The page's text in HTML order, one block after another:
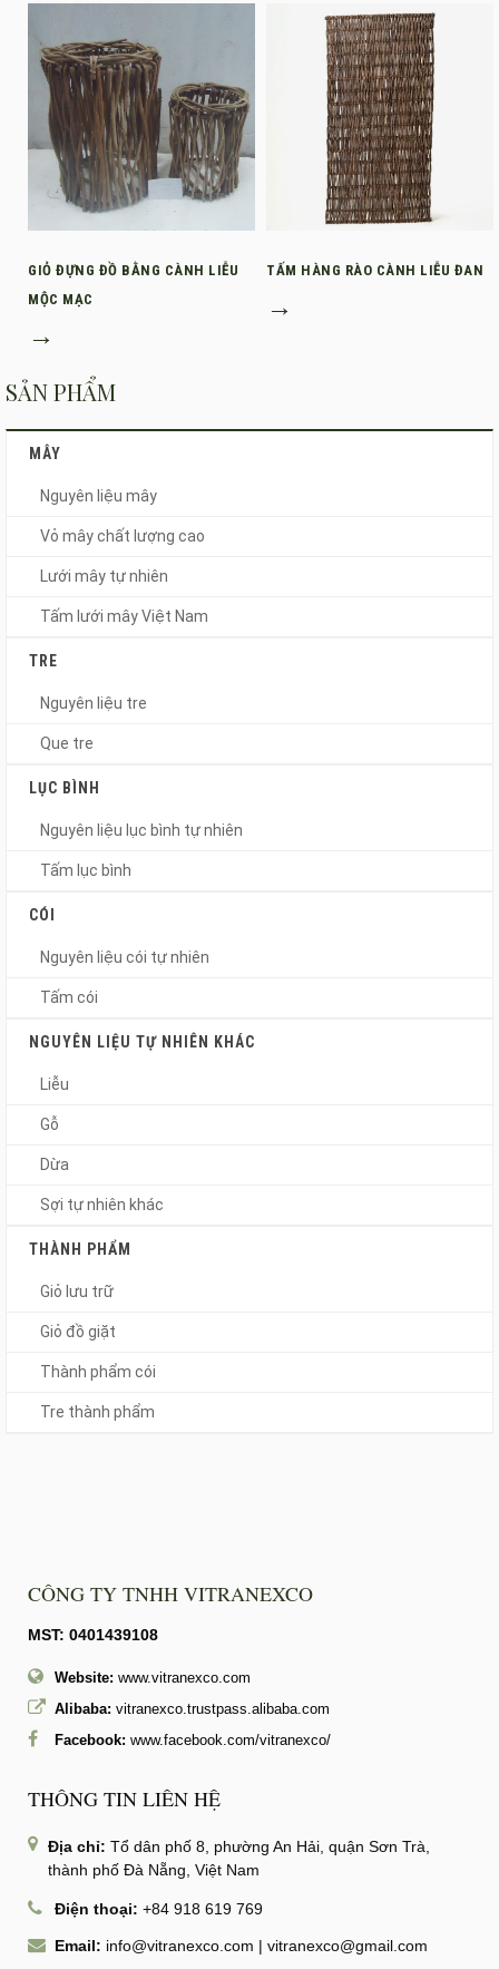
GIỎ ĐỰNG ĐỒ BẰNG CÀNH LIỄU
MỘC MẠC
→
TẤM HÀNG RÀO CÀNH LIỄU ĐAN
→
SẢN PHẨM
MÂY
Nguyên liệu mây
Vỏ mây chất lượng cao
Lưới mây tự nhiên
Tấm lưới mây Việt Nam
TRE
Nguyên liệu tre
Que tre
LỤC BÌNH
Nguyên liệu lục bình tự nhiên
Tấm lục bình
CÓI
Nguyên liệu cói tự nhiên
Tấm cói
NGUYÊN LIỆU TỰ NHIÊN KHÁC
Liễu
Gỗ
Dừa
Sợi tự nhiên khác
THÀNH PHẨM
Giỏ lưu trữ
Giỏ đồ giặt
Thành phẩm cói
Tre thành phẩm
CÔNG TY TNHH VITRANEXCO
MST: 0401439108
Website: www.vitranexco.com
Alibaba: vitranexco.trustpass.alibaba.com
Facebook: www.facebook.com/vitranexco/
THÔNG TIN LIÊN HỆ
Địa chỉ: Tổ dân phố 8, phường An Hải, quận Sơn Trà,
thành phố Đà Nẵng, Việt Nam
Điện thoại: +84 918 619 769
Email: info@vitranexco.com | vitranexco@gmail.com